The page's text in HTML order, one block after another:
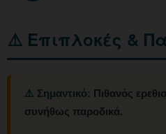
⚠️ Επιπλοκές &
⚠️ Σημαντικό: Πιθανός
συνήθως παροδικά.